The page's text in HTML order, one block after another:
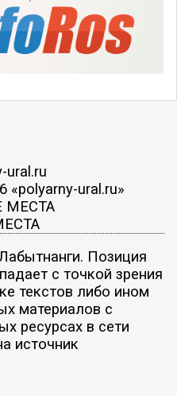
ural.ru
«polyarny-ural.ru»
МЕСТА
Позиция
с точкой зрения
текстов либо ином
материалов с
ресурсах в сети
источник